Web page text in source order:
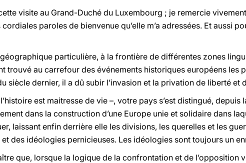
visite au Grand-Duché du Luxembourg ; je remercie
paroles de bienvenue qu’elle m’a adressées. Et aussi
particulière, à la frontière de différentes zones
trouvé au carrefour des événements historiques européens les
siècle dernier, il a dû subir l’invasion et la privation de liberté et
est maitresse de vie –, votre pays s’est distingué, depuis
dans la construction d’une Europe unie et solidaire dans
laissant enfin derrière elle les divisions, les querelles et les
des idéologies pernicieuses. Les idéologies sont toujours un
que, lorsque la logique de la confrontation et de l’opposition